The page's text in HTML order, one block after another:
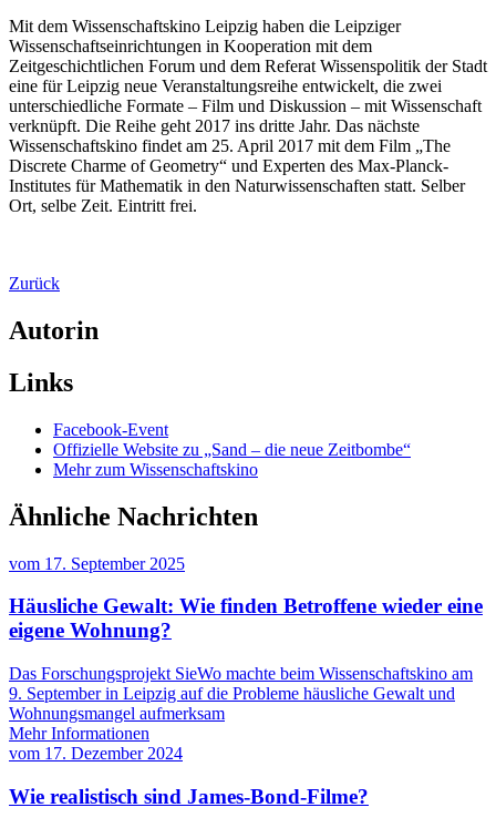
Mit dem Wissenschaftskino Leipzig haben die Leipziger
Wissenschaftseinrichtungen in Kooperation mit dem
Zeitgeschichtlichen Forum und dem Referat Wissenspolitik der Stadt
eine für Leipzig neue Veranstaltungsreihe entwickelt, die zwei
unterschiedliche Formate – Film und Diskussion – mit Wissenschaft
verknüpft. Die Reihe geht 2017 ins dritte Jahr. Das nächste
Wissenschaftskino findet am 25. April 2017 mit dem Film „The
Discrete Charme of Geometry“ und Experten des Max-Planck-
Institutes für Mathematik in den Naturwissenschaften statt. Selber
Ort, selbe Zeit. Eintritt frei.
Zurück
Autorin
Links
Facebook-Event
Offizielle Website zu „Sand – die neue Zeitbombe“
Mehr zum Wissenschaftskino
Ähnliche Nachrichten
vom 17. September 2025
Häusliche Gewalt: Wie finden Betroffene wieder eine
eigene Wohnung?
Das Forschungsprojekt SieWo machte beim Wissenschaftskino am
9. September in Leipzig auf die Probleme häusliche Gewalt und
Wohnungsmangel aufmerksam
Mehr Informationen
vom 17. Dezember 2024
Wie realistisch sind James-Bond-Filme?